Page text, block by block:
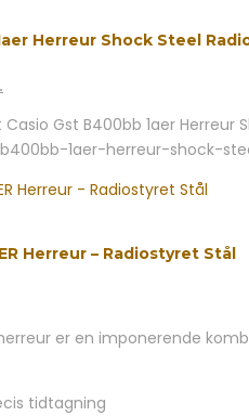
Herreur Shock Steel
pris
er:
Gst B400bb 1aer Herreur
1aer-herreur-shock-
Herreur – Radiostyret Stål
herreur er en imponerende
tidtagning